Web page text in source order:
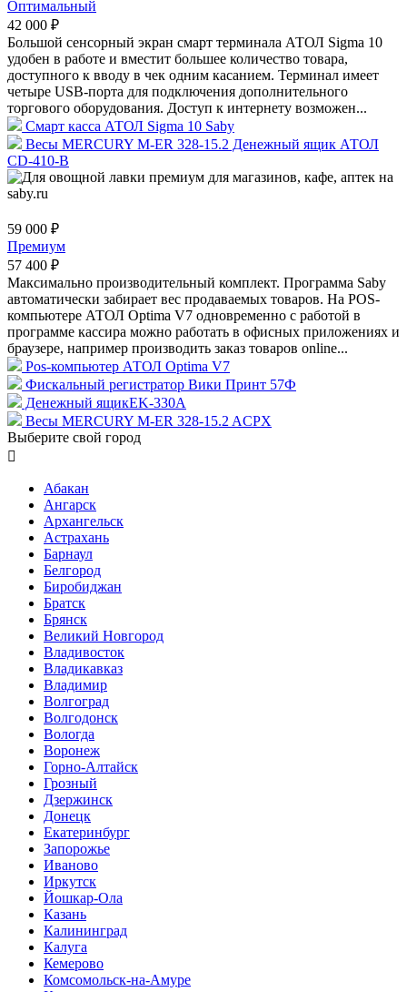
Оптимальный
42 000 ₽
Большой сенсорный экран смарт терминала АТОЛ Sigma 10
удобен в работе и вместит большее количество товара,
доступного к вводу в чек одним касанием. Терминал имеет
четыре USB-порта для подключения дополнительного
торгового оборудования. Доступ к интернету возможен...
Смарт касса АТОЛ Sigma 10 Saby
Весы MERCURY M-ER 328-15.2 Денежный ящик АТОЛ
CD-410-В
59 000 ₽
Премиум
57 400 ₽
Максимально производительный комплект. Программа Saby
автоматически забирает вес продаваемых товаров. На POS-
компьютере АТОЛ Optima V7 одновременно с работой в
программе кассира можно работать в офисных приложениях и
браузере, например производить заказ товаров online...
Pos-компьютер АТОЛ Optima V7
Фискальный регистратор Вики Принт 57Ф
Денежный ящикEK-330A
Весы MERCURY M-ER 328-15.2 ACPX
Выберите свой город

Абакан
Ангарск
Архангельск
Астрахань
Барнаул
Белгород
Биробиджан
Братск
Брянск
Великий Новгород
Владивосток
Владикавказ
Владимир
Волгоград
Волгодонск
Вологда
Воронеж
Горно-Алтайск
Грозный
Дзержинск
Донецк
Екатеринбург
Запорожье
Иваново
Иркутск
Йошкар-Ола
Казань
Калининград
Калуга
Кемерово
Комсомольск-на-Амуре